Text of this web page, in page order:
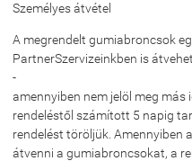
Személyes átvétel
A megrendelt gumiabroncsok
PartnerSzervizeinkben is
-
amennyiben nem jelöl meg
rendeléstől számított 5 napig
rendelést töröljük. Amennyiben
átvenni a gumiabroncsokat, a